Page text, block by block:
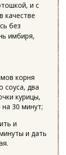
и с
качестве
без
имбиря,
корня
соуса, два
курицы,
30 минут;
и
и дать